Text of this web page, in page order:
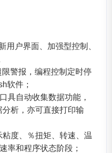
用户界面、加强型控制、
警报，编程控制定时停
软件；
具自动收集数据功能，
析，亦可直接打印输
度、％扭矩、转速、温
率和程序状态阶段；